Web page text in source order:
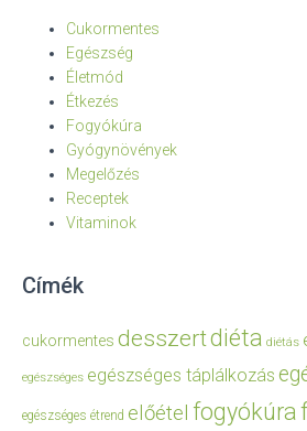
Cukormentes
Egészség
Életmód
Étkezés
Fogyókúra
Gyógynövények
Megelőzés
Receptek
Vitaminok
Címék
cukormentes desszertdiéta diétás
egészséges egészséges táplálkozás
egészséges étrend előétel fogyókúra